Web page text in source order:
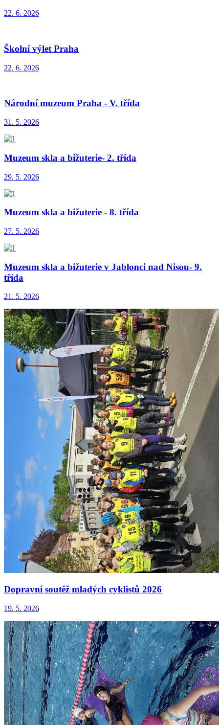
22. 6. 2026
Školní výlet Praha
22. 6. 2026
Národní muzeum Praha - V. třída
31. 5. 2026
Muzeum skla a bižuterie- 2. třída
29. 5. 2026
Muzeum skla a bižuterie - 8. třída
27. 5. 2026
Muzeum skla a bižuterie v Jablonci nad Nisou- 9.
třída
21. 5. 2026
Dopravní soutěž mladých cyklistů 2026
19. 5. 2026